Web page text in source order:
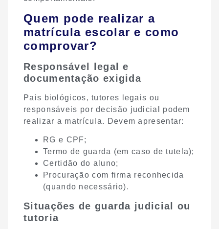
Quem pode realizar a
matrícula escolar e como
comprovar?
Responsável legal e
documentação exigida
Pais biológicos, tutores legais ou
responsáveis por decisão judicial podem
realizar a matrícula. Devem apresentar:
RG e CPF;
Termo de guarda (em caso de tutela);
Certidão do aluno;
Procuração com firma reconhecida
(quando necessário).
Situações de guarda judicial ou
tutoria